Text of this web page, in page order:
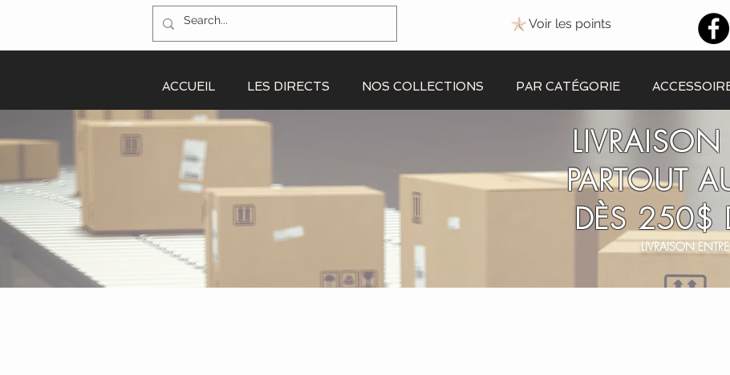
Voir les points
ACCUEIL LES DIRECTS NOS COLLECTIONS PAR CATÉGORIE
LIVRAISON
PARTOUT
DÈS 250$
LIVRAISON